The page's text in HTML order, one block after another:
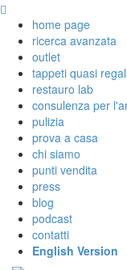
home page
ricerca avanzata
outlet
tappeti quasi
restauro lab
consulenza per
pulizia
prova a casa
chi siamo
punti vendita
press
blog
podcast
contatti
English Version